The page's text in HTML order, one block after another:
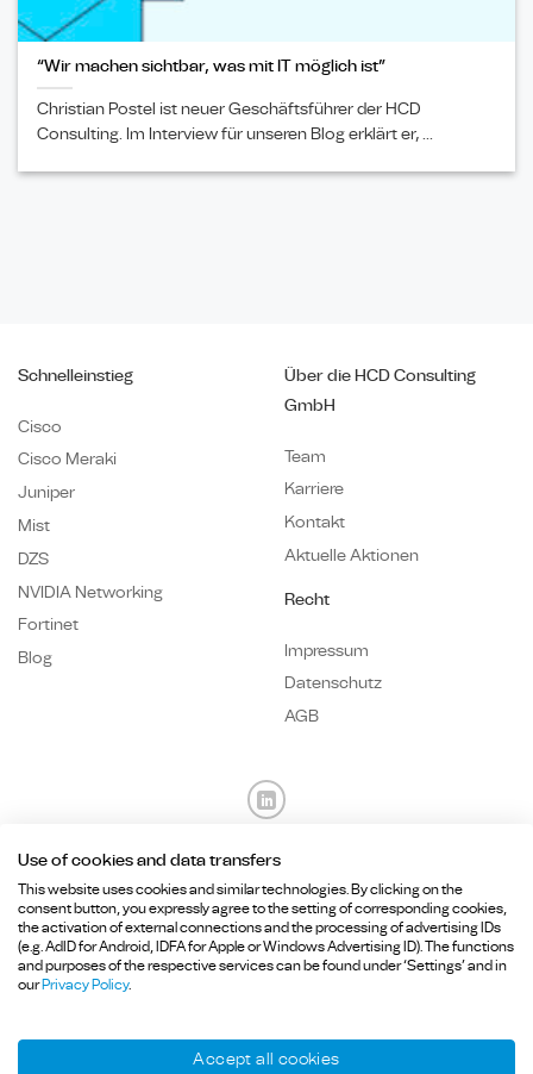
“Wir machen sichtbar, was mit IT möglich ist”
Christian Postel ist neuer Geschäftsführer der HCD
Consulting. Im Interview für unseren Blog erklärt er, ...
Schnelleinstieg
Cisco
Cisco Meraki
Juniper
Mist
DZS
NVIDIA Networking
Fortinet
Blog
Über die HCD Consulting
GmbH
Team
Karriere
Kontakt
Aktuelle Aktionen
Recht
Impressum
Datenschutz
AGB
Fragen? Wir sind für Sie da.
+49 89215 36 92-0
info@hcd-consulting.de
Use of cookies and data transfers
This website uses cookies and similar technologies. By clicking on the
consent button, you expressly agree to the setting of corresponding cookies,
the activation of external connections and the processing of advertising IDs
(e.g. AdID for Android, IDFA for Apple or Windows Advertising ID). The functions
and purposes of the respective services can be found under ‘Settings’ and in
ourPrivacy Policy.
Accept all cookies